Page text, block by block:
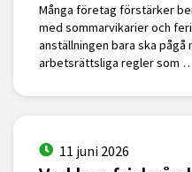
Många företag förstärker
med sommarvikarier och
anställningen bara ska pågå
arbetsrättsliga regler som
11 juni 2026